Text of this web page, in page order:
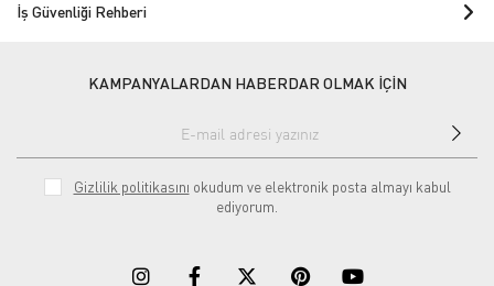
İş Güvenliği Rehberi
KAMPANYALARDAN HABERDAR OLMAK İÇİN
Gizlilik politikasını okudum ve elektronik posta almayı kabul
ediyorum.